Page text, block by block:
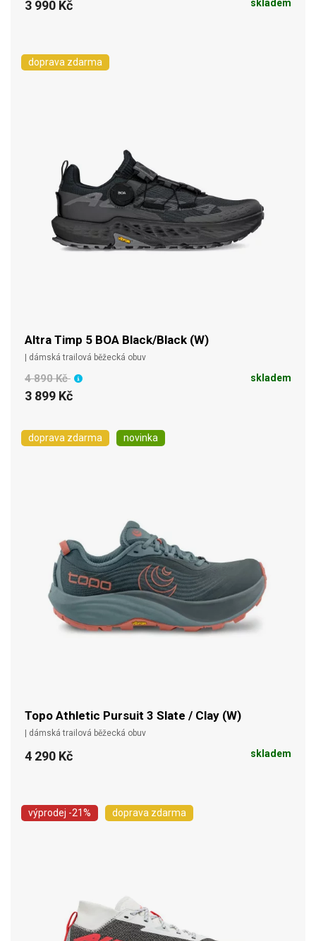
3 990 Kč skladem
doprava zdarma
Altra Timp 5 BOA Black/Black (W)
| dámská trailová běžecká obuv
4 890 Kč
3 899 Kč
skladem
doprava zdarma novinka
Topo Athletic Pursuit 3 Slate / Clay (W)
| dámská trailová běžecká obuv
4 290 Kč skladem
výprodej -21% doprava zdarma